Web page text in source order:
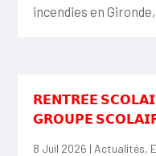
incendies en
𝗥𝗘𝗡𝗧𝗥𝗘́𝗘
𝗚𝗥𝗢𝗨𝗣𝗘
8 Juil 2026 | Actualités,